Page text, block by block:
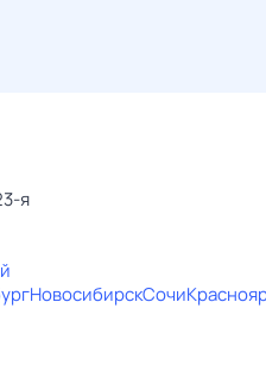
я
НовосибирскСочи